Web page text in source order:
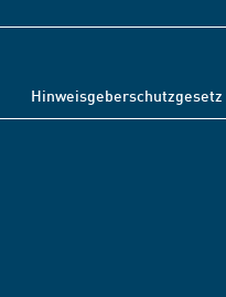
Hinweisgeberschutzgesetz